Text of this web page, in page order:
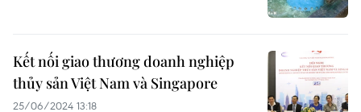
Kết nối giao thương doanh nghiệp
thủy sản Việt Nam và Singapore
25/06/2024 13:18